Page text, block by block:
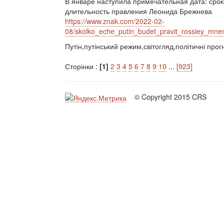
длительность правления Леонида Брежнева
https://www.znak.com/2022-02-
08/
Путін,путінський режим,світогляд,політичні
Сторінки : [1] 2 3 4 5 6 7 8 9 10 ... [923]
© Copyright 2015 CRS